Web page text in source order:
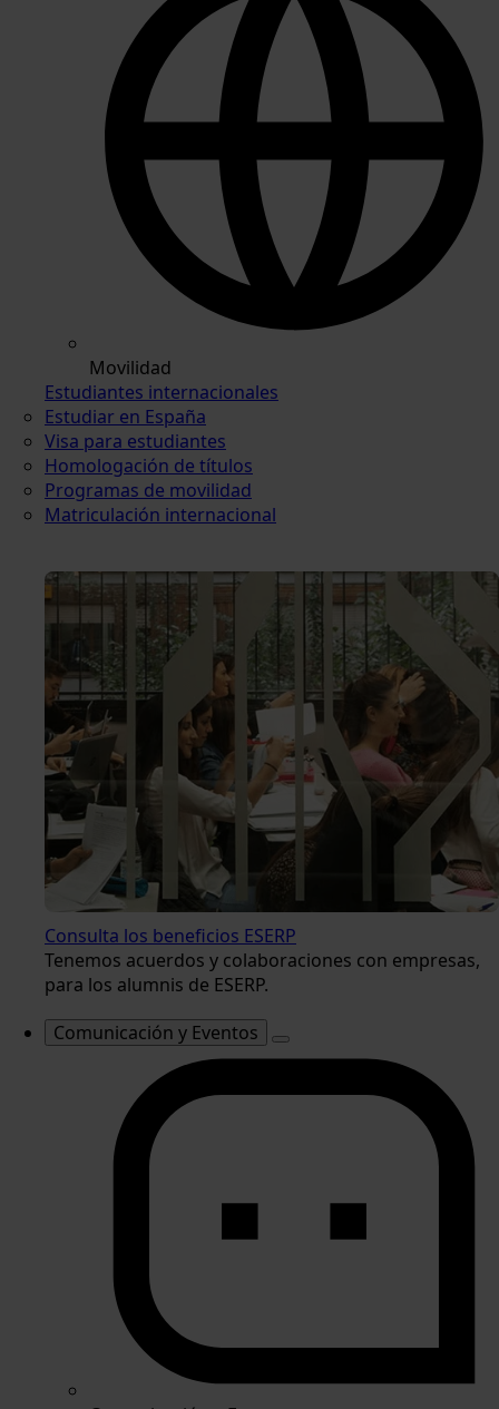
Movilidad
Estudiantes internacionales
Estudiar en España
Visa para estudiantes
Homologación de títulos
Programas de movilidad
Matriculación internacional
Consulta los beneficios ESERP
Tenemos acuerdos y colaboraciones con empresas,
para los alumnis de ESERP.
Comunicación y Eventos